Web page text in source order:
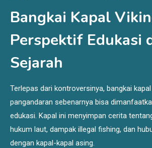
Bangkai Kapal
Perspektif Edukasi
Sejarah
Terlepas dari kontroversinya, bangkai kapal
pangandaran sebenarnya bisa
edukasi. Kapal ini menyimpan cerita
hukum laut, dampak illegal fishing, dan
dengan kapal-kapal asing.